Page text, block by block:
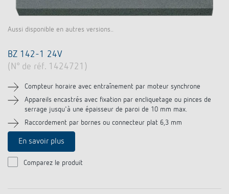
Aussi disponible en autres versions..
BZ 142-1 24V
(N° de réf. 1424721)
Compteur horaire avec entraînement par moteur synchrone
Appareils encastrés avec fixation par encliquetage ou pinces de
serrage jusqu'à une épaisseur de paroi de 10 mm max.
Raccordement par bornes ou connecteur plat 6,3 mm
En savoir plus
Comparez le produit